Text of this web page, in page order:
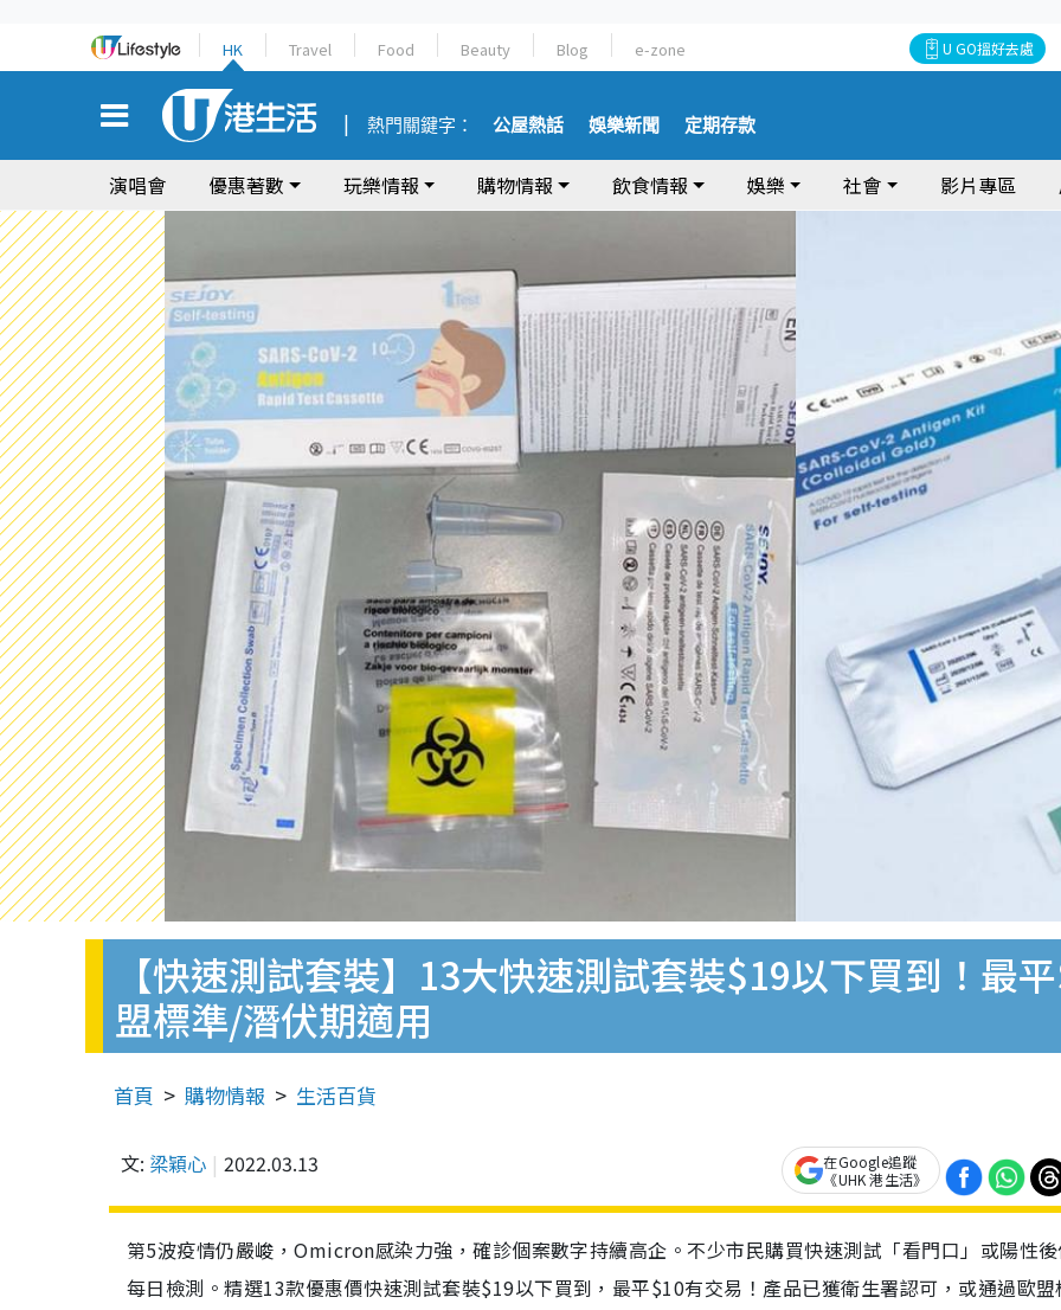
HK Travel Food Beauty Blog e-zone U GO搵好去處
熱門關鍵字： 公屋熱話 娛樂新聞 定期存款
演唱會 優惠著數 玩樂情報 購物情報 飲食情報 娛樂 社會 影片專區
【快速測試套裝】13大快速測試套裝$19以下買到！最
盟標準/潛伏期適用
首頁 購物情報 生活百貨
文: 梁穎心 2022.03.13
在Google追蹤
《UHK 港生活》
第5波疫情仍嚴峻，Omicron感染力強，確診個案數字持續高企。不少市民購買快速測試「看門口」或陽性
每日檢測。精選13款優惠價快速測試套裝$19以下買到，最平$10有交易！產品已獲衛生署認可，或通過歐盟